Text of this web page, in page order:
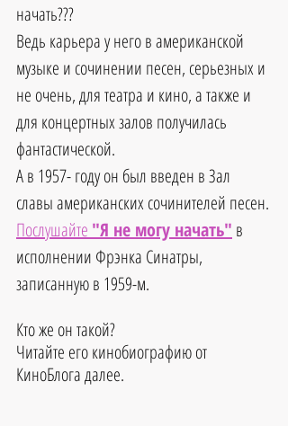
начать???
Ведь карьера у него в американской
музыке и сочинении песен, серьезных и
не очень, для театра и кино, а также и
для концертных залов получилась
фантастической.
А в 1957- году он был введен в Зал
славы американских сочинителей песен.
Послушайте "Я не могу начать" в
исполнении Фрэнка Синатры,
записанную в 1959-м.
Кто же он такой?
Читайте его кинобиографию от
КиноБлога далее.